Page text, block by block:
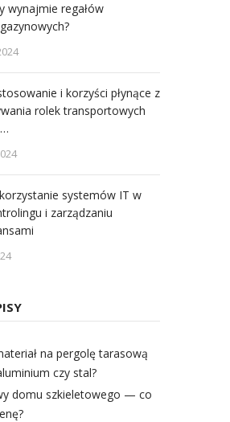
wynajmie regałów
i korzyści płynące z
rolek transportowych
systemów IT w
i zarządzaniu
na pergolę tarasową
czy stal?
domu szkieletowego — co